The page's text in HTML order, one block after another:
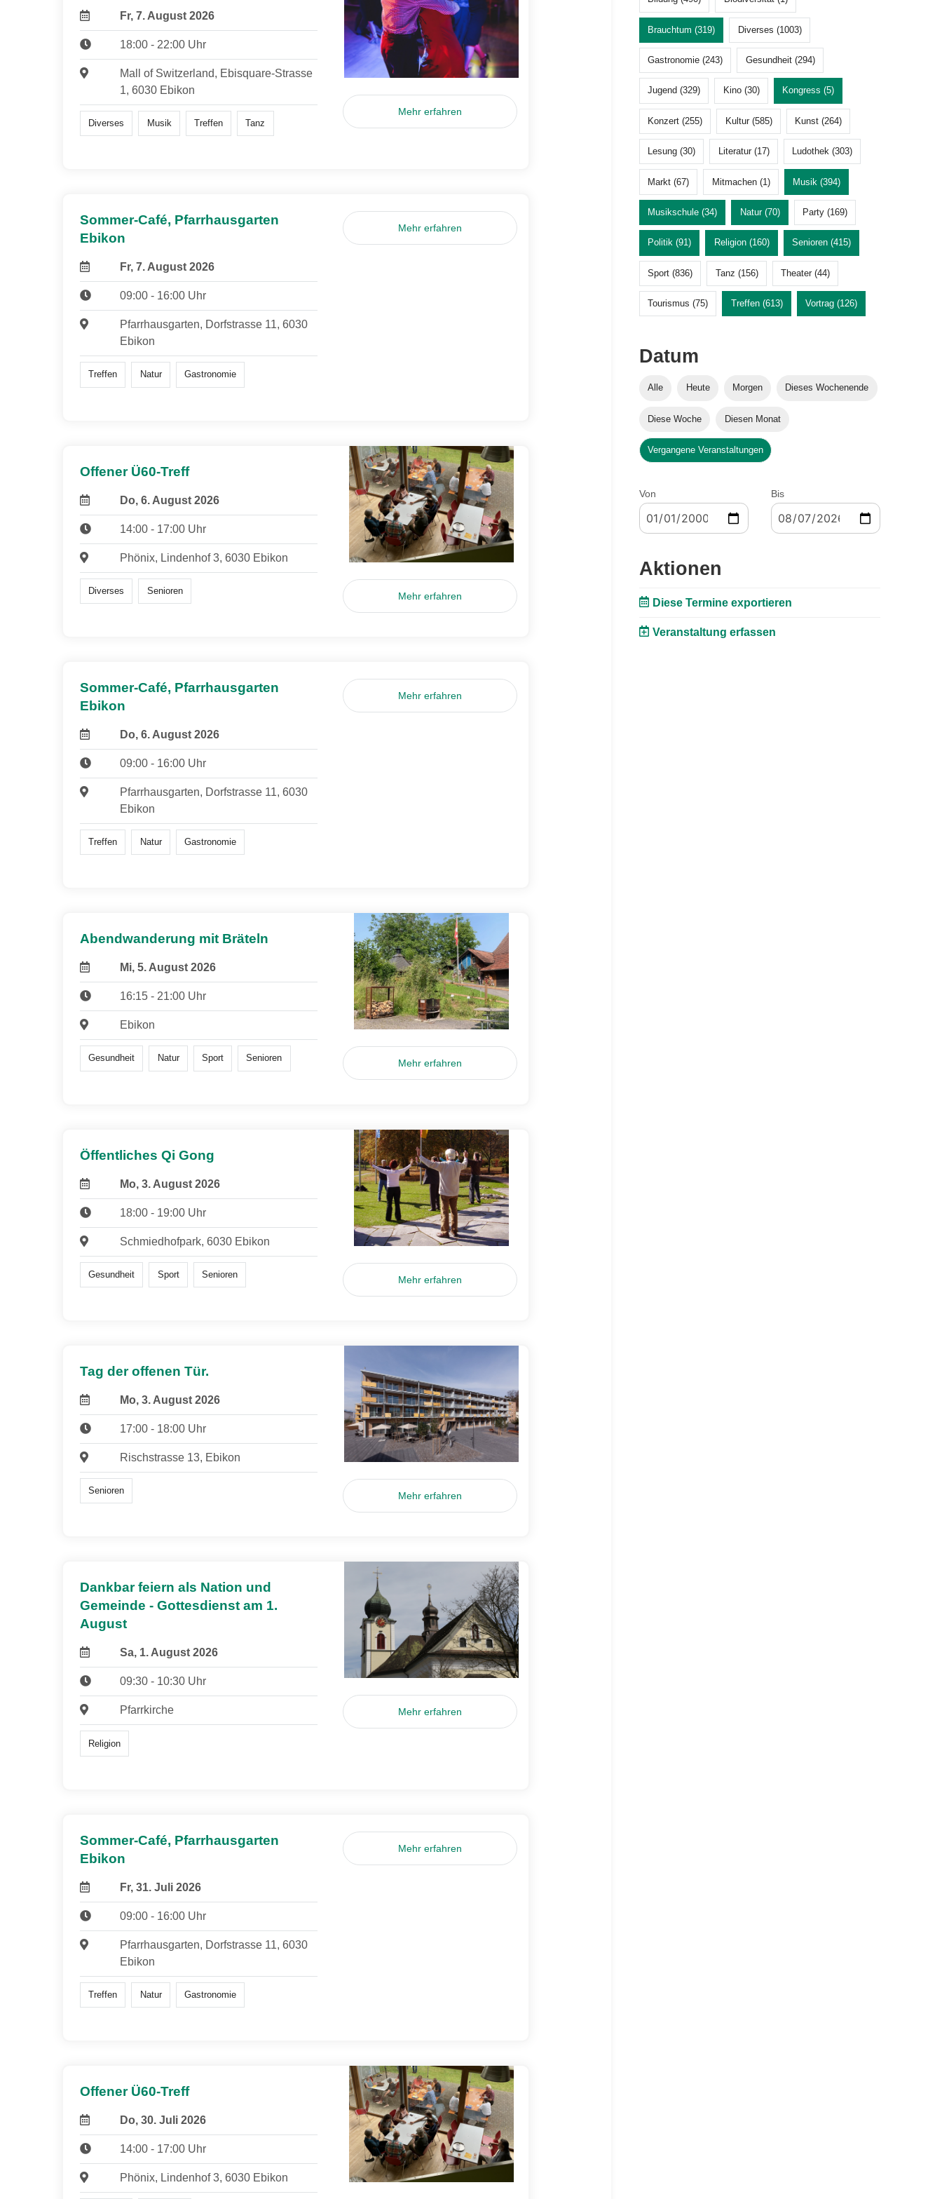
Fr, 7. August 2026
18:00 - 22:00 Uhr
Mall of Switzerland, Ebisquare-Strasse
1, 6030 Ebikon
Diverses Musik Treffen Tanz
Mehr erfahren
Sommer-Café, Pfarrhausgarten
Ebikon
Fr, 7. August 2026
09:00 - 16:00 Uhr
Pfarrhausgarten, Dorfstrasse 11, 6030
Ebikon
Treffen Natur Gastronomie
Mehr erfahren
Offener Ü60-Treff
Do, 6. August 2026
14:00 - 17:00 Uhr
Phönix, Lindenhof 3, 6030 Ebikon
Diverses Senioren Mehr erfahren
Sommer-Café, Pfarrhausgarten
Ebikon
Do, 6. August 2026
09:00 - 16:00 Uhr
Pfarrhausgarten, Dorfstrasse 11, 6030
Ebikon
Treffen Natur Gastronomie
Mehr erfahren
Abendwanderung mit Bräteln
Mi, 5. August 2026
16:15 - 21:00 Uhr
Ebikon
Gesundheit Natur Sport Senioren Mehr erfahren
Öffentliches Qi Gong
Mo, 3. August 2026
18:00 - 19:00 Uhr
Schmiedhofpark, 6030 Ebikon
Gesundheit Sport Senioren Mehr erfahren
Tag der offenen Tür.
Mo, 3. August 2026
17:00 - 18:00 Uhr
Rischstrasse 13, Ebikon
Senioren Mehr erfahren
Dankbar feiern als Nation und
Gemeinde - Gottesdienst am 1.
August
Sa, 1. August 2026
09:30 - 10:30 Uhr
Pfarrkirche
Religion
Mehr erfahren
Sommer-Café, Pfarrhausgarten
Ebikon
Fr, 31. Juli 2026
09:00 - 16:00 Uhr
Pfarrhausgarten, Dorfstrasse 11, 6030
Ebikon
Treffen Natur Gastronomie
Mehr erfahren
Offener Ü60-Treff
Do, 30. Juli 2026
14:00 - 17:00 Uhr
Phönix, Lindenhof 3, 6030 Ebikon
Brauchtum (319) Diverses (1003)
Gastronomie (243) Gesundheit (294)
Jugend (329) Kino (30) Kongress (5)
Konzert (255) Kultur (585) Kunst (264)
Lesung (30) Literatur (17) Ludothek (303)
Markt (67) Mitmachen (1) Musik (394)
Musikschule (34) Natur (70) Party (169)
Politik (91) Religion (160) Senioren (415)
Sport (836) Tanz (156) Theater (44)
Tourismus (75) Treffen (613) Vortrag (126)
Datum
Alle Heute Morgen Dieses Wochenende
Diese Woche Diesen Monat
Vergangene Veranstaltungen
Von Bis
Aktionen
Diese Termine exportieren
Veranstaltung erfassen